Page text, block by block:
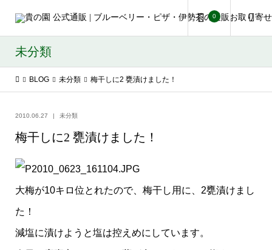
0
未分類
BLOG 未分類 梅干しに2 甕漬けました！
2010.06.27 未分類
梅干しに2 甕漬けました！
大梅が10キロ位とれたので、梅干し用に、2甕漬けまし
た！
減塩に漬けようと塩は控えめにしています。